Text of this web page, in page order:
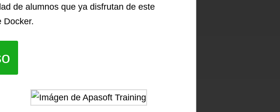
de alumnos que ya disfrutan de este
Docker.